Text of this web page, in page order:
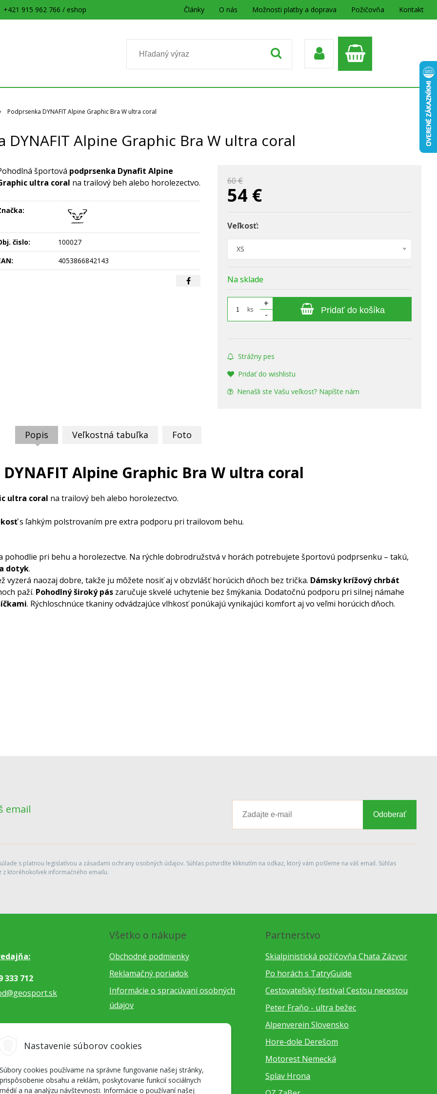
Nastavenie súborov cookies
Súbory cookies používame na správne fungovanie našej stránky,
prispôsobenie obsahu a reklám, poskytovanie funkcií sociálnych
médií a na analýzu návštevnosti. Informácie o používaní našej
+421 915 962 766 / eshop Články O nás Možnosti platby a doprava Požičovňa Kontakt
Podprsenka DYNAFIT Alpine Graphic Bra W ultra coral
DYNAFIT Alpine Graphic Bra W ultra coral
60 €
54 €
Veľkosť:
XS
Na sklade
ks
+
-
Pridať do košíka
Strážny pes
Pridať do wishlistu
Nenašli ste Vašu veľkosť? Napíšte nám
športová podprsenka Dynafit Alpine
ultra coral na trailový beh alebo horolezectvo.
čislo:
100027
4053866842143
Popis Veľkostná tabuľka Foto
Alpine Graphic Bra W ultra coral
ultra coral na trailový beh alebo horolezectvo.
s ľahkým polstrovaním pre extra podporu pri trailovom behu.
pri behu a horolezectve. Na rýchle dobrodružstvá v horách potrebujete športovú podprsenku – takú,
dotyk.
vyzerá naozaj dobre, takže ju môžete nosiť aj v obzvlášť horúcich dňoch bez trička. Dámsky krížový chrbát
paží. Pohodlný široký pás zaručuje skvelé uchytenie bez šmýkania. Dodatočnú podporu pri silnej námahe
. Rýchloschnúce tkaniny odvádzajúce vlhkosť ponúkajú vynikajúci komfort aj vo veľmi horúcich dňoch.
email Odoberať
s platnou legislatívou a zásadami ochrany osobných údajov. Súhlas potvrdíte kliknutím na odkaz, ktorý vám pošleme na váš email. Súhlas
ktoréhokoľvek informačného emailu.
333 712
Všetko o nákupe
Obchodné podmienky
Reklamačný poriadok
Informácie o spracúvaní osobných
údajov
Partnerstvo
Skialpinistická požičovňa Chata Zázvor
Po horách s TatryGuide
Cestovateľský festival Cestou necestou
Peter Fraňo - ultra bežec
Alpenverein Slovensko
Hore-dole Derešom
Motorest Nemecká
Splav Hrona